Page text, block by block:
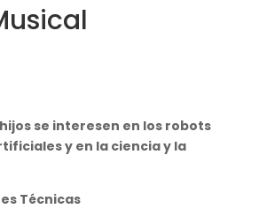
hijos se interesen en los robots
y en la ciencia y la
Técnicas